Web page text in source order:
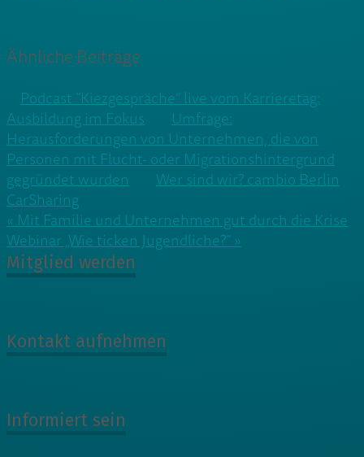
Ähnliche Beiträge
Podcast “Kiezgespräche” live vom Karrieretag:
Ausbildung im Fokus
Umfrage:
Herausforderungen von Unternehmen, die von
Personen mit Flucht- oder Migrationshintergrund
gegründet wurden
Wer sind wir? cambio Berlin
CarSharing
Beitragsnavigation
« Mit Familie und Unternehmen gut durch die Krise
Webinar „Wie ticken Jugendliche?“ »
Mitglied werden
Kontakt aufnehmen
Informiert sein